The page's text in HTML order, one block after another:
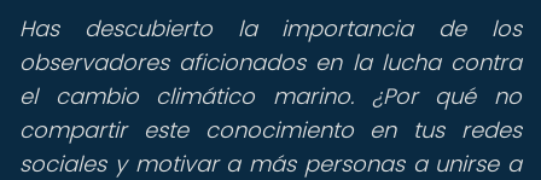
Has descubierto la importancia de los
observadores aficionados en la lucha contra
el cambio climático marino. ¿Por qué no
compartir este conocimiento en tus redes
sociales y motivar a más personas a unirse a